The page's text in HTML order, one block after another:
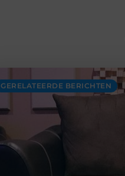
GERELATEERDE BERICHTEN